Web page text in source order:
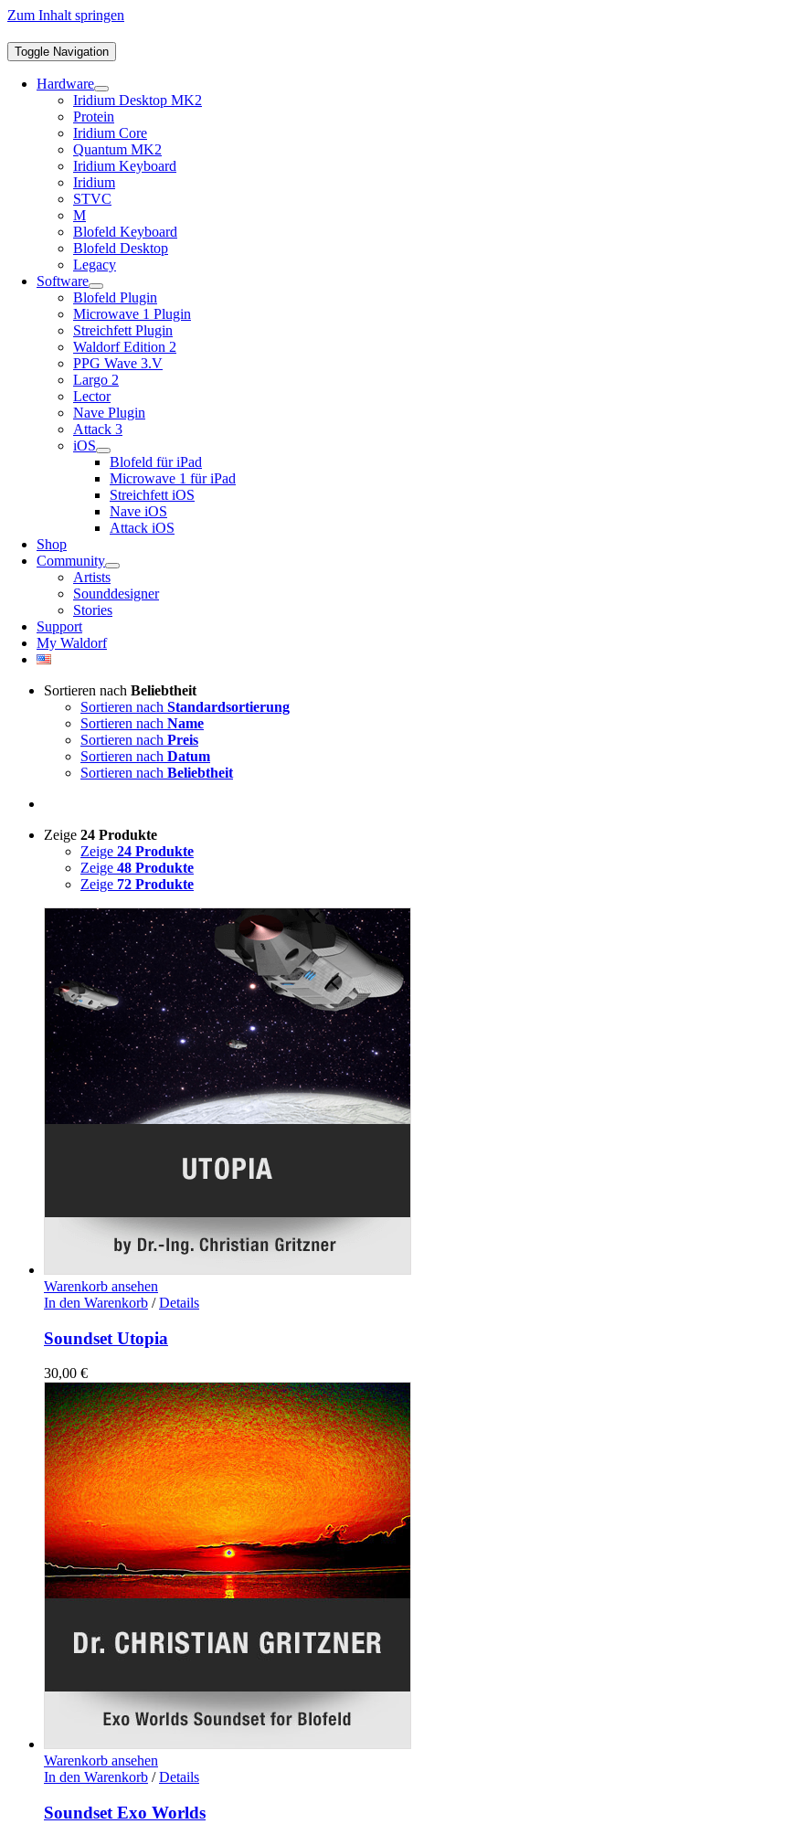
Zum Inhalt springen
Toggle Navigation
Hardware
Iridium Desktop MK2
Protein
Iridium Core
Quantum MK2
Iridium Keyboard
Iridium
STVC
M
Blofeld Keyboard
Blofeld Desktop
Legacy
Software
Blofeld Plugin
Microwave 1 Plugin
Streichfett Plugin
Waldorf Edition 2
PPG Wave 3.V
Largo 2
Lector
Nave Plugin
Attack 3
iOS
Blofeld für iPad
Microwave 1 für iPad
Streichfett iOS
Nave iOS
Attack iOS
Shop
Community
Artists
Sounddesigner
Stories
Support
My Waldorf
Sortieren nach Beliebtheit
Sortieren nach Standardsortierung
Sortieren nach Name
Sortieren nach Preis
Sortieren nach Datum
Sortieren nach Beliebtheit
Zeige 24 Produkte
Zeige 24 Produkte
Zeige 48 Produkte
Zeige 72 Produkte
Warenkorb ansehen
In den Warenkorb / Details
Soundset Utopia
30,00 €
Warenkorb ansehen
In den Warenkorb / Details
Soundset Exo Worlds